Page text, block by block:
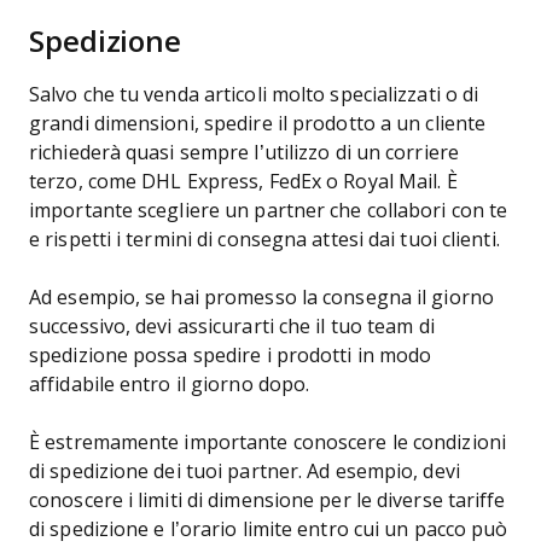
Spedizione
Salvo che tu venda articoli molto specializzati o di
grandi dimensioni, spedire il prodotto a un cliente
richiederà quasi sempre l’utilizzo di un corriere
terzo, come DHL Express, FedEx o Royal Mail. È
importante scegliere un partner che collabori con te
e rispetti i termini di consegna attesi dai tuoi clienti.
Ad esempio, se hai promesso la consegna il giorno
successivo, devi assicurarti che il tuo team di
spedizione possa spedire i prodotti in modo
affidabile entro il giorno dopo.
È estremamente importante conoscere le condizioni
di spedizione dei tuoi partner. Ad esempio, devi
conoscere i limiti di dimensione per le diverse tariffe
di spedizione e l’orario limite entro cui un pacco può